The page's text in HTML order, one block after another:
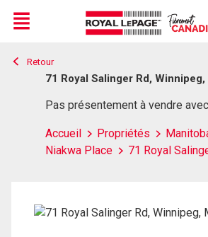
Live
En Direct
Menu
Retour
71 Royal Salinger Rd, Winnipeg,
Pas présentement à vendre
Accueil Propriétés
Niakwa Place
71 Royal